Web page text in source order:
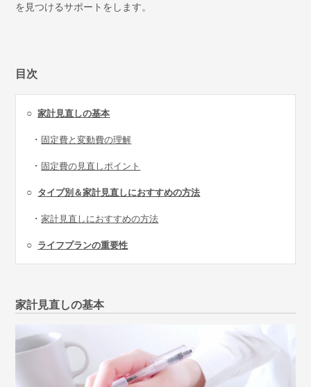
を見つけるサポートをします。
目次
○家計見直しの基本
・ 固定費と変動費の理解
・ 固定費の見直しポイント
○ タイプ別＆家計見直しにおすすめの方法
・家計見直しにおすすめの方法
○ ライフプランの重要性
家計見直しの基本